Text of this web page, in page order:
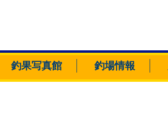
釣果写真館 釣場情報